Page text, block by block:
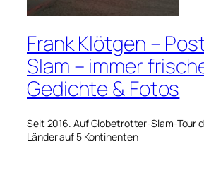
Frank Klötgen –
Slam – immer
Gedichte & Fotos
Seit 2016. Auf Globetrotter-Slam-Tour
Länder auf 5 Kontinenten